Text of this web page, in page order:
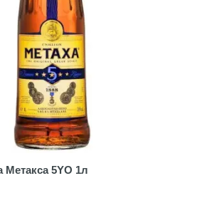
Метакса 5YO 1л